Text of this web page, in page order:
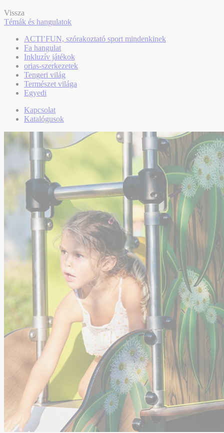
Vissza
Témák és hangulatok
ACTI’FUN, szórakoztató sport mindenkinek
Fa hangulat
Inkluzív játékok
orias-szerkezetek
Tengeri világ
Természet világa
Egyedi
Kapcsolat
Katalógusok